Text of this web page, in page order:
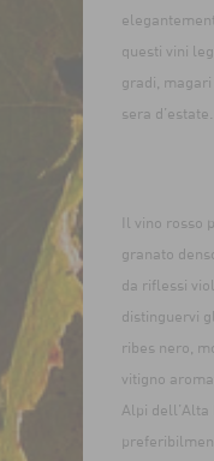
questi vini
gradi,
sera d’estate.
Il vino rosso
granato
da riflessi
distinguervi
ribes nero,
vitigno
Alpi dell’Alta